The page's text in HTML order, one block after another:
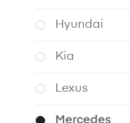
Hyundai
Kia
Lexus